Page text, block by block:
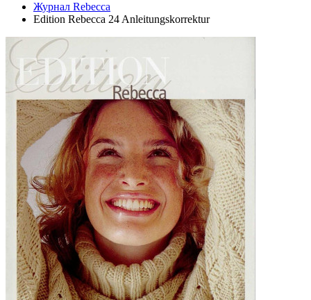
Журнал Rebecca
Edition Rebeссa 24 Anleitungskorrektur